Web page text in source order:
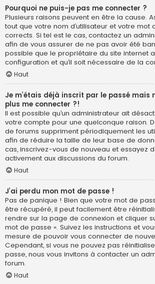
Pourquoi ne puis-je pas me connecter ?
Plusieurs raisons peuvent en être la cause.
tout que votre nom d’utilisateur et votre mot
corrects. Si tel est le cas, contactez un
afin de vous assurer de ne pas avoir été
possible que le propriétaire du site internet
configuration et qu’il soit nécessaire de la
Haut
Je m’étais déjà inscrit par le passé mais
plus me connecter ?!
Il est possible qu’un administrateur ait
votre compte pour une quelconque raison.
de forums suppriment périodiquement les
afin de réduire la taille de leur base de
cas, inscrivez-vous de nouveau et essayez
activement aux discussions du forum.
Haut
J’ai perdu mon mot de passe !
Pas de panique ! Bien que votre mot de
être récupéré, il peut facilement être
rendre sur la page de connexion et cliquer
mot de passe ». Suivez les instructions et
mesure de pouvoir vous connecter de
Cependant, si vous ne pouvez pas
passe, nous vous invitons à contacter un
forum.
Haut